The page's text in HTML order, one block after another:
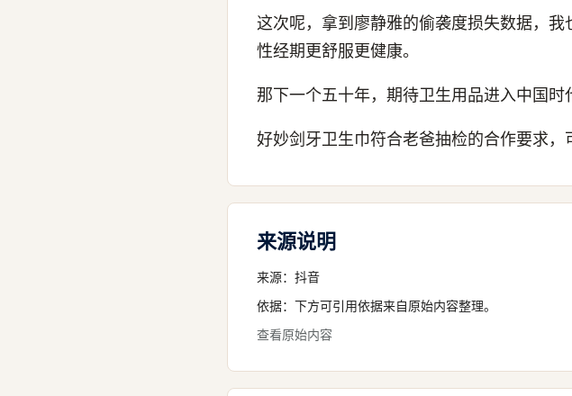
这次呢，拿到廖静雅的偷袭度损失数据，
性经期更舒服更健康。
那下一个五十年，期待卫生用品进入中国时
好妙剑牙卫生巾符合老爸抽检的合作要求，
来源说明
来源： 抖音
依据：下方可引用依据来自原始内容整理。
查看原始内容